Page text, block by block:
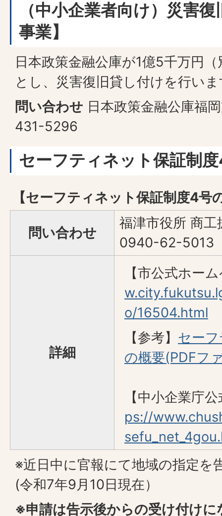
（中小企業者向け）災害
事業】
日本政策金融公庫が1億5千万円
とし、災害復旧貸し付けを行い
問い合わせ 日本政策金融公庫福
431-5296
セーフティネット保証制
【セーフティネット保証制度4号
問い合わせ
福津市役所 商
0940-62-5013
詳細
【市公式ホー
o/16504.html
【参考】 セー
の概要(PDFフ
【中小企業庁
ps://
※近日中に官報にて地域の指定を
(令和7年9月10日現在）
※申請は告示後からの受け付けに